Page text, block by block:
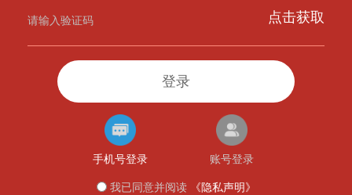
点击获取
登录
手机号登录 账号登录
我已同意并阅读 《隐私声明》